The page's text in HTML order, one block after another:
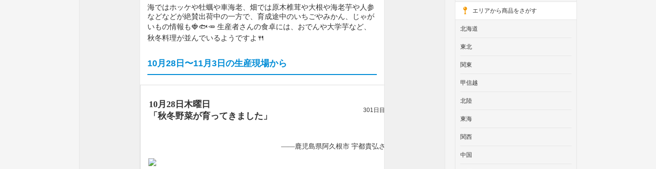
海ではホッケや牡蠣や車海老、畑では原木椎茸や大根や海老芋や人参
などなどが絶賛出荷中の一方で、育成途中のいちごやみかん、じゃが
いもの情報も🍓🐟🥕 生産者さんの食卓には、おでんや大学芋など、
秋冬料理が並んでいるようですよ🍴
10月28日〜11月3日の生産現場から
10月28日木曜日
「秋冬野菜が育ってきました」
301日目
——鹿児島県阿久根市 宇都貴弘さん
エリアから商品をさがす
北海道
東北
関東
甲信越
北陸
東海
関西
中国